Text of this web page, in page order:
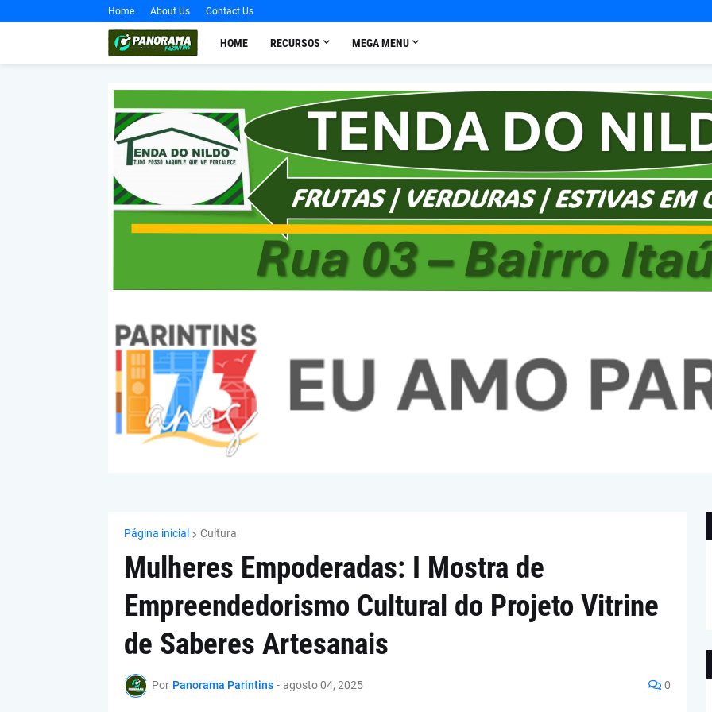
Home About Us Contact Us
HOME RECURSOS MEGA MENU
Página inicial Cultura
Mulheres Empoderadas: I Mostra de
Empreendedorismo Cultural do Projeto Vitrine
de Saberes Artesanais
Por Panorama Parintins - agosto 04, 2025 0